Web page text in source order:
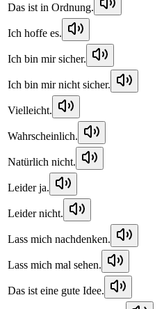
Das ist in Ordnung.
Ich hoffe es.
Ich bin mir sicher.
Ich bin mir nicht sicher.
Vielleicht.
Wahrscheinlich.
Natürlich nicht.
Leider ja.
Leider nicht.
Lass mich nachdenken.
Lass mich mal sehen.
Das ist eine gute Idee.